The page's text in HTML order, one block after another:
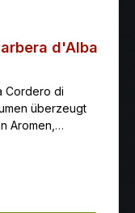
d'Alba
Cordero di
Aromen,